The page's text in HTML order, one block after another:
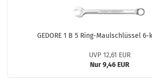
GEDORE 1 B 5 Ring-Maulschlüssel
UVP 12,61 EUR
Nur 9,46 EUR